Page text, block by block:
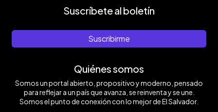
Suscríbete al boletín
Suscribirme
Quiénes somos
Somos un portal abierto, propositivo y moderno, pensado
para reflejar a un país que avanza, se reinventa y se une.
Somos el punto de conexión con lo mejor de El Salvador.